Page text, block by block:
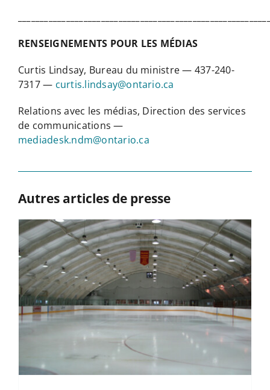
RENSEIGNEMENTS POUR LES MÉDIAS
Curtis Lindsay, Bureau du ministre — 437-240-
7317 — curtis.lindsay@ontario.ca
Relations avec les médias, Direction des services
de communications —
mediadesk.ndm@ontario.ca
Autres articles de presse